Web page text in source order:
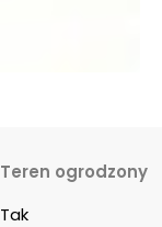
Teren ogrodzony
Tak